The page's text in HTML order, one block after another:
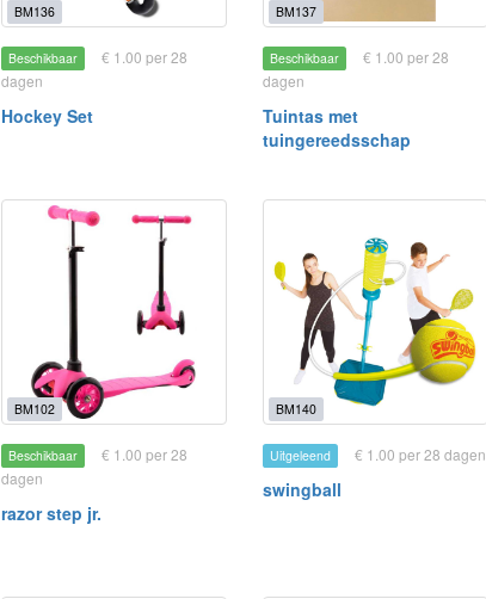
BM136
Beschikbaar
€ 1.00 per 28
dagen
Hockey Set
BM137
Beschikbaar
€ 1.00 per 28
dagen
Tuintas met
tuingereedsschap
BM102
Beschikbaar
€ 1.00 per 28
dagen
razor step jr.
BM140
Uitgeleend € 1.00 per 28 dagen
swingball